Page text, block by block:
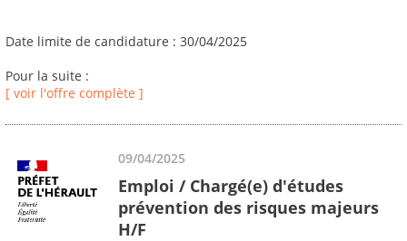
Date limite de candidature : 30/04/2025
Pour la suite :
[ voir l'offre complète ]
09/04/2025
Emploi / Chargé(e) d'études
prévention des risques majeurs
H/F